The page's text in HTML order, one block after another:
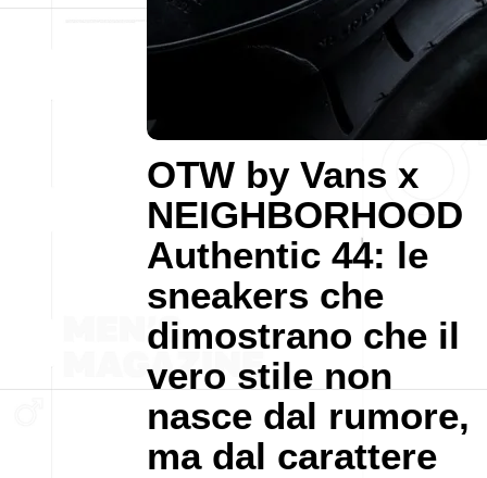
OTW by Vans x
NEIGHBORHOOD
Authentic 44: le
sneakers che
dimostrano che il
vero stile non
nasce dal rumore,
ma dal carattere